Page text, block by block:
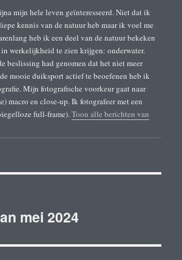
mijn hele leven geïnteresseerd. Niet dat ik
kennis van de natuur heb maar ik voel me
heb ik een deel van de natuur bekeken
werkelijkheid te zien krijgen: onderwater.
beslissing had genomen dat het niet meer
mooie duiksport actief te beoefenen heb ik
Mijn fotografische voorkeur gaat naar
macro en close-up. Ik fotografeer met een
full-frame).Toon alle berichten van
mei 2024